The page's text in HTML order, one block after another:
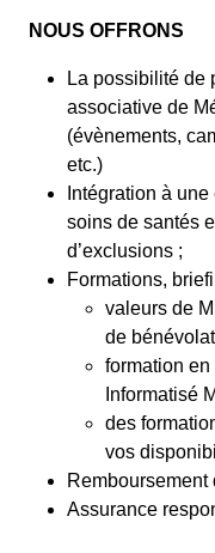
NOUS OFFRONS
La possibilité de
associative de
(évènements,
etc.)
Intégration à
soins de santés
d’exclusions ;
Formations,
valeurs de
de
formation
Informatisé
des
vos
Remboursement
Assurance